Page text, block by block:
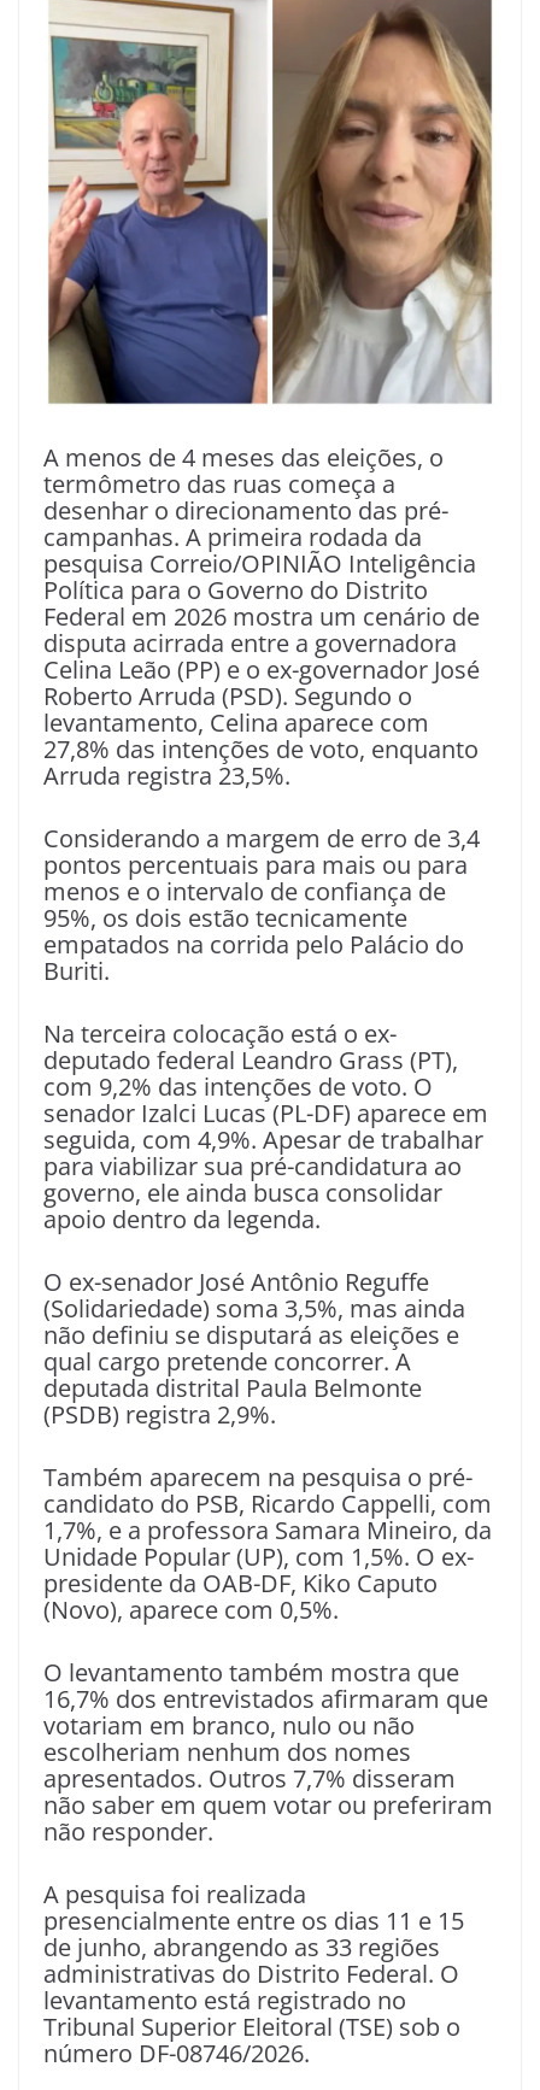
A menos de 4 meses das eleições, o
termômetro das ruas começa a
desenhar o direcionamento das pré-
campanhas. A primeira rodada da
pesquisa Correio/OPINIÃO Inteligência
Política para o Governo do Distrito
Federal em 2026 mostra um cenário de
disputa acirrada entre a governadora
Celina Leão (PP) e o ex-governador José
Roberto Arruda (PSD). Segundo o
levantamento, Celina aparece com
27,8% das intenções de voto, enquanto
Arruda registra 23,5%.
Considerando a margem de erro de 3,4
pontos percentuais para mais ou para
menos e o intervalo de confiança de
95%, os dois estão tecnicamente
empatados na corrida pelo Palácio do
Buriti.
Na terceira colocação está o ex-
deputado federal Leandro Grass (PT),
com 9,2% das intenções de voto. O
senador Izalci Lucas (PL-DF) aparece em
seguida, com 4,9%. Apesar de trabalhar
para viabilizar sua pré-candidatura ao
governo, ele ainda busca consolidar
apoio dentro da legenda.
O ex-senador José Antônio Reguffe
(Solidariedade) soma 3,5%, mas ainda
não definiu se disputará as eleições e
qual cargo pretende concorrer. A
deputada distrital Paula Belmonte
(PSDB) registra 2,9%.
Também aparecem na pesquisa o pré-
candidato do PSB, Ricardo Cappelli, com
1,7%, e a professora Samara Mineiro, da
Unidade Popular (UP), com 1,5%. O ex-
presidente da OAB-DF, Kiko Caputo
(Novo), aparece com 0,5%.
O levantamento também mostra que
16,7% dos entrevistados afirmaram que
votariam em branco, nulo ou não
escolheriam nenhum dos nomes
apresentados. Outros 7,7% disseram
não saber em quem votar ou preferiram
não responder.
A pesquisa foi realizada
presencialmente entre os dias 11 e 15
de junho, abrangendo as 33 regiões
administrativas do Distrito Federal. O
levantamento está registrado no
Tribunal Superior Eleitoral (TSE) sob o
número DF-08746/2026.